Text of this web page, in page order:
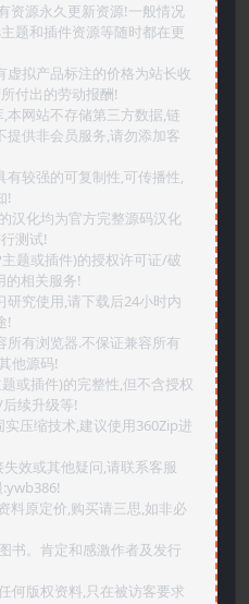
资源永久更新资源!一般情况
题和插件资源等随时都在更
虚拟产品标注的价格为站长收
付出的劳动报酬!
本网站不存储第三方数据,链
提供非会员服务,请勿添加客
有较强的可复制性,可传播性,
!
汉化均为官方完整源码汉化
测试!
题或插件)的授权许可证/破
的相关服务!
研究使用,请下载后24小时内
!
所有浏览器.不保证兼容所有
他源码!
或插件)的完整性,但不含授权
续升级等!
压缩技术,建议使用360Zip进
效或其他疑问,请联系客服
料原定价,购买请三思,如非必
书。肯定和感激作者及发行
何版权资料,只在被访客要求